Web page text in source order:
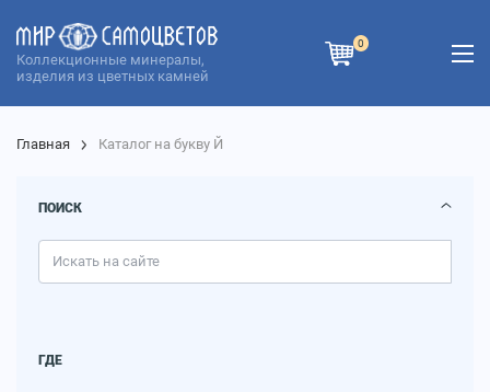
Коллекционные минералы,
изделия из цветных камней
0
Главная Каталог на букву Й
ПОИСК
ГДЕ